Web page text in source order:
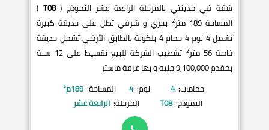
شقة في مدينتي بالمرحلة الرابعة عشر النموذج (T08
)
المساحة 189 متر
2 بحري و شرقي تطل على حديقة كبيرة
تشمل 4 نوم 4 حمام 4 بلكونة بالطابق الأرضي تشمل حديقة
خاصة 56 متر
2
تشطيب الشركة للبيع تقسيط على 12 سنة
بمقدم 9,100,000 جنيه و بها غرفة ماستر
حمامات: 4 نوم: 4 المساحة: 189م²
النموذج: T08 المرحلة: الرابعة عشر